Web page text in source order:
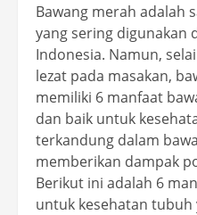
Bawang merah adalah
yang sering digunakan
Indonesia. Namun,
lezat pada masakan,
memiliki 6 manfaat
dan baik untuk
terkandung dalam
memberikan dampak
Berikut ini adalah 6
untuk kesehatan tubuh